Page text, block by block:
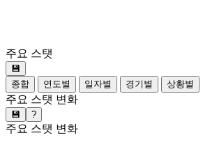
주요 스탯
💾
종합
연도별 일자별 경기별 상황별
주요 스탯 변화
💾 ?
주요 스탯 변화